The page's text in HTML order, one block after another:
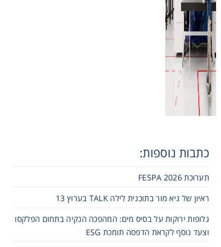
כתבות נוספות:
תערוכת FESPA 2026
ראיון של גיא מור בתוכנית לילה TALK בערוץ 13
גלופות ירוקות על בסיס מים: המהפכה הנקיה בתחום הפלקסו
וצעד נוסף לקראת הדפסה תומכת ESG